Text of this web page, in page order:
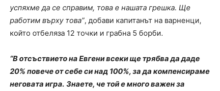
успяхме да се справим, това е нашата грешка. Ще
работим върху това”, добави капитанът на варненци,
който отбеляза 12 точки и грабна 5 борби.
“В отсъствието на Евгени всеки ще трябва да даде
20% повече от себе си над 100%, за да компенсираме
неговата игра. Знаете, че той е много важен за